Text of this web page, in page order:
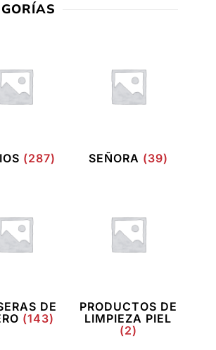
(287) SEÑORA (39)
DE
(143)
PRODUCTOS DE
LIMPIEZA PIEL
(2)